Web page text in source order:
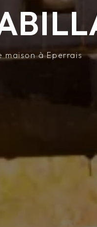
maison à Eperrais